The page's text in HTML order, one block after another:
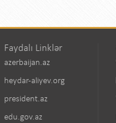
Faydalı Linklər
azerbaijan.az
heydar-aliyev.org
president.az
edu.gov.az